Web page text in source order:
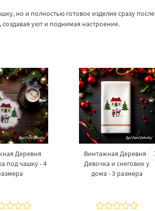
но и полностью готовое изделие сразу после
уют и поднимая настроение.
Деревня
под чашку​ - 4
Винтажная Деревня -
Девочка и снеговик у
дома - 3 размера